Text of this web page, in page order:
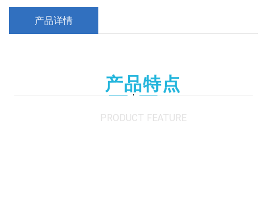
产品详情
产品特点
PRODUCT FEATURE